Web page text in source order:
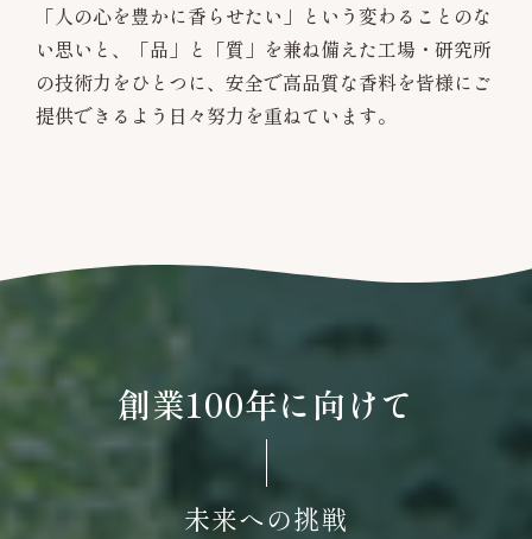
「人の心を豊かに香らせたい」という変わることのな
い思いと、「品」と「質」を兼ね備えた工場・研究所
の技術力をひとつに、安全で高品質な香料を皆様にご
提供できるよう日々努力を重ねています。
創業100年に向けて
未来への挑戦